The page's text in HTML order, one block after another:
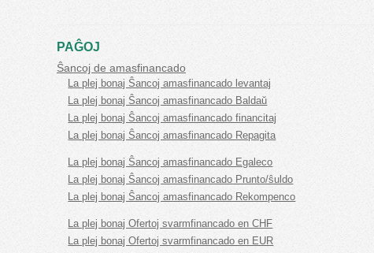
PAĜOJ
Ŝancoj de amasfinancado
La plej bonaj Ŝancoj amasfinancado levantaj
La plej bonaj Ŝancoj amasfinancado Baldaŭ
La plej bonaj Ŝancoj amasfinancado financitaj
La plej bonaj Ŝancoj amasfinancado Repagita
La plej bonaj Ŝancoj amasfinancado Egaleco
La plej bonaj Ŝancoj amasfinancado Prunto/ŝuldo
La plej bonaj Ŝancoj amasfinancado Rekompenco
La plej bonaj Ofertoj svarmfinancado en CHF
La plej bonaj Ofertoj svarmfinancado en EUR